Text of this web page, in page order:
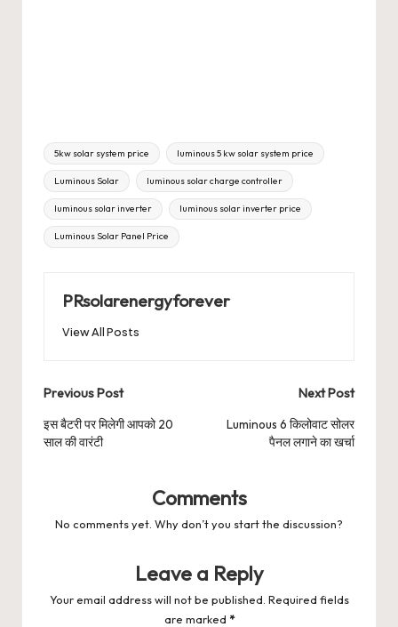
Tags:
5kw solar system price luminous 5 kw solar system price
Luminous Solar luminous solar charge controller
luminous solar inverter luminous solar inverter price
Luminous Solar Panel Price
PRsolarenergyforever
View All Posts
Post
navigation
Previous Post
इस बैटरी पर मिलेगी आपको 20
साल की वारंटी
Next Post
Luminous 6 किलोवाट सोलर
पैनल लगाने का खर्चा
Comments
No comments yet. Why don’t you start the discussion?
Leave a Reply
Your email address will not be published. Required fields
are marked *